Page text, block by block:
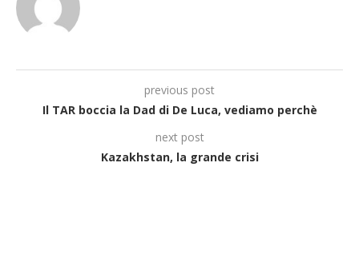
previous post
Il TAR boccia la Dad di De Luca, vediamo perchè
next post
Kazakhstan, la grande crisi